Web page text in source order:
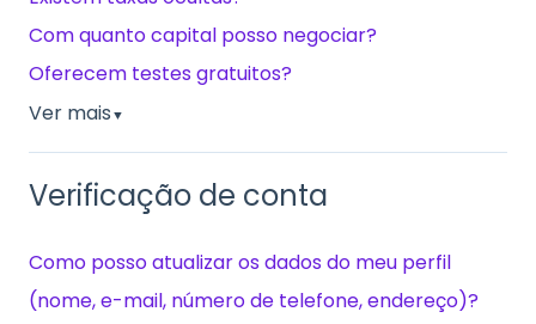
Com quanto capital posso negociar?
Oferecem testes gratuitos?
Ver mais▼
Verificação de conta
Como posso atualizar os dados do meu perfil
(nome, e-mail, número de telefone, endereço)?